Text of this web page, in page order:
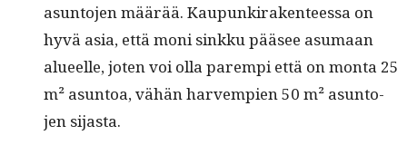
asun­to­jen määrää. Kaupunki­rak­en­teessa on
hyvä asia, että moni sinkku pääsee asumaan
alueelle, joten voi olla parem­pi että on mon­ta 25
m² asun­toa, vähän harvem­pi­en 50 m² asun­to­
jen sijasta.